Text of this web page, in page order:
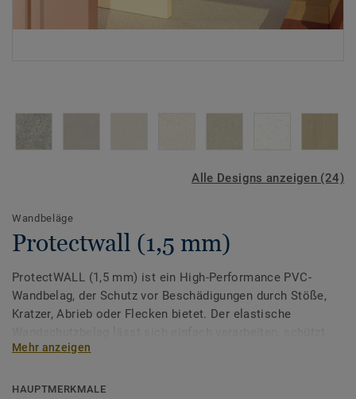
Alle Designs anzeigen (24)
Wandbeläge
Protectwall (1,5 mm)
ProtectWALL (1,5 mm) ist ein High-Performance PVC-
Wandbelag, der Schutz vor Beschädigungen durch Stöße,
Kratzer, Abrieb oder Flecken bietet. Der elastische
vor Wandschäden und trägt so zur Senkung von Reparatur-
Mehr anzeigen
HAUPTMERKMALE